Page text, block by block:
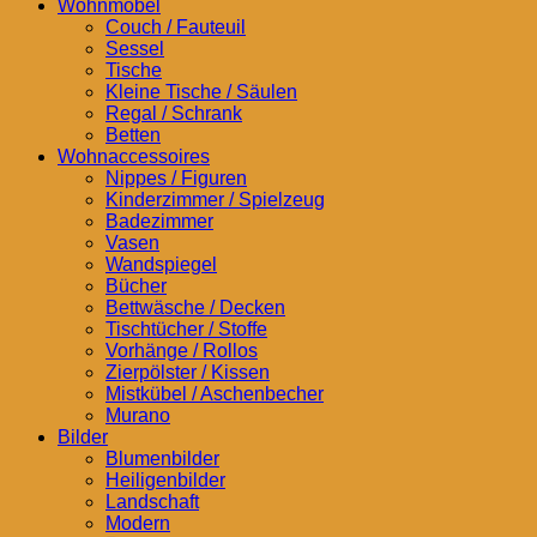
Wohnmöbel
Couch / Fauteuil
Sessel
Tische
Kleine Tische / Säulen
Regal / Schrank
Betten
Wohnaccessoires
Nippes / Figuren
Kinderzimmer / Spielzeug
Badezimmer
Vasen
Wandspiegel
Bücher
Bettwäsche / Decken
Tischtücher / Stoffe
Vorhänge / Rollos
Zierpölster / Kissen
Mistkübel / Aschenbecher
Murano
Bilder
Blumenbilder
Heiligenbilder
Landschaft
Modern